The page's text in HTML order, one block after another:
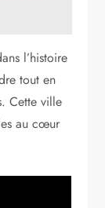
l’histoire
tout en
Cette ville
au cœur